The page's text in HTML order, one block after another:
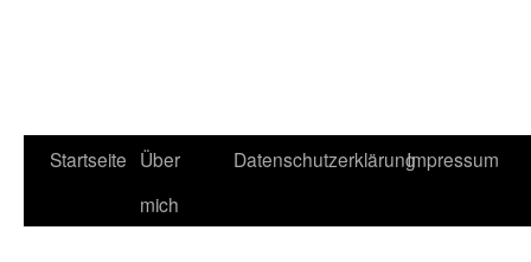
Startseite Über
mich
DatenschutzerklärungImpressum